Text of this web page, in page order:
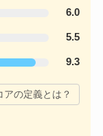
6.0
5.5
9.3
アの定義とは？